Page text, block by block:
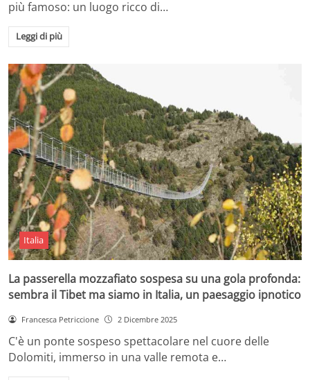
più famoso: un luogo ricco di…
Leggi di più
Italia
La passerella mozzafiato sospesa su una gola profonda:
sembra il Tibet ma siamo in Italia, un paesaggio ipnotico
Francesca Petriccione 2 Dicembre 2025
C'è un ponte sospeso spettacolare nel cuore delle
Dolomiti, immerso in una valle remota e…